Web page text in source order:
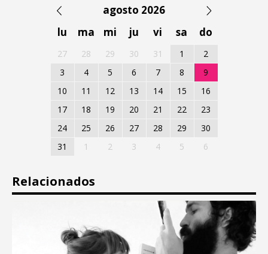
agosto 2026
lu
ma mi ju vi sa do
27 28 29 30 31 1
2
3
4 5 6 7 8
9
10
11 12 13 14 15
16
17
18 19 20 21 22
23
24
25 26 27 28 29
30
31
1 2 3 4 5 6
Relacionados